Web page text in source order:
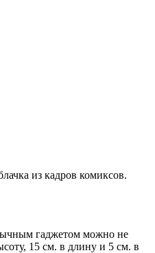
из кадров комиксов.
гаджетом можно не
15 см. в длину и 5 см. в